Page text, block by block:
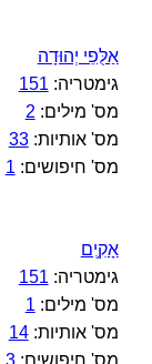
אַלֻּפֵי יְהוּדָה
גימטריה: 151
מס' מילים: 2
מס' אותיות:33
מס' חיפושים: 1
אָקִ֛ים
גימטריה: 151
מס' מילים: 1
מס' אותיות:14
מס' חיפושים:3